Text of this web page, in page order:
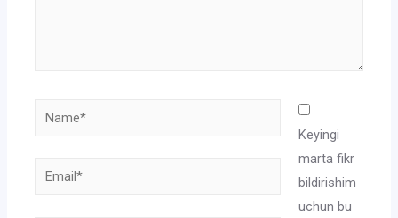
Name*
Email*
Keyingi
marta fikr
bildirishim
uchun bu